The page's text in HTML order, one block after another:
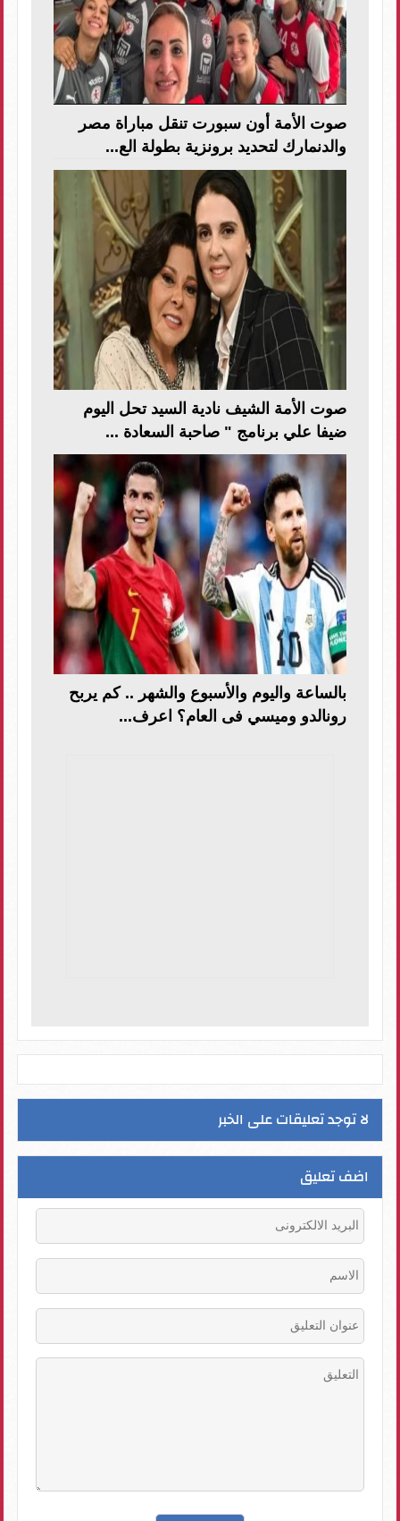
صوت الأمة أون سبورت تنقل مباراة مصر
والدنمارك لتحديد برونزية بطولة الع...
صوت الأمة الشيف نادية السيد تحل اليوم
ضيفا علي برنامج " صاحبة السعادة ...
بالساعة واليوم والأسبوع والشهر .. كم يربح
رونالدو وميسي فى العام؟ اعرف...
لا توجد تعليقات على الخبر
اضف تعليق